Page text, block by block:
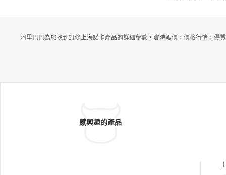
阿里巴巴為您找到21條上海諾卡產品的詳細參數，實時報價，價格行情，優
感興趣的產品